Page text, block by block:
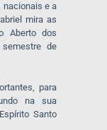
nacionais e a
mira as
Aberto dos
de
para
na sua
Santo